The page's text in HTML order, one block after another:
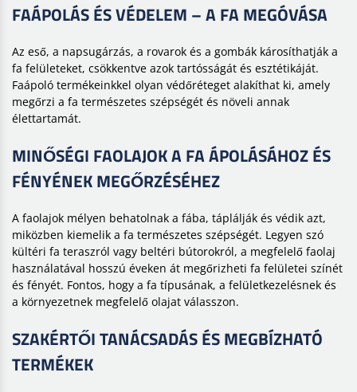
FAÁPOLÁS ÉS VÉDELEM – A FA MEGÓVÁSA
Az eső, a napsugárzás, a rovarok és a gombák károsíthatják a
fa felületeket, csökkentve azok tartósságát és esztétikáját.
Faápoló termékeinkkel olyan védőréteget alakíthat ki, amely
megőrzi a fa természetes szépségét és növeli annak
élettartamát.
MINŐSÉGI FAOLAJOK A FA ÁPOLÁSÁHOZ ÉS
FÉNYÉNEK MEGŐRZÉSÉHEZ
A faolajok mélyen behatolnak a fába, táplálják és védik azt,
miközben kiemelik a fa természetes szépségét. Legyen szó
kültéri fa teraszról vagy beltéri bútorokról, a megfelelő faolaj
használatával hosszú éveken át megőrizheti fa felületei színét
és fényét. Fontos, hogy a fa típusának, a felületkezelésnek és
a környezetnek megfelelő olajat válasszon.
SZAKÉRTŐI TANÁCSADÁS ÉS MEGBÍZHATÓ
TERMÉKEK